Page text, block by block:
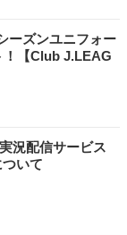
ーズンユニフォー
！【Club J.LEAG
況配信サービス
ついて